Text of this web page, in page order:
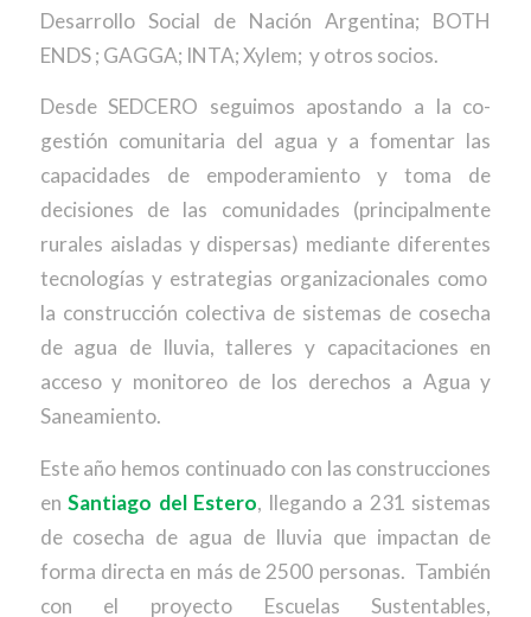
Desarrollo Social de Nación Argentina; BOTH
ENDS ; GAGGA; INTA; Xylem; y otros socios.
Desde SEDCERO seguimos apostando a la co-
gestión comunitaria del agua y a fomentar las
capacidades de empoderamiento y toma de
decisiones de las comunidades (principalmente
rurales aisladas y dispersas) mediante diferentes
tecnologías y estrategias organizacionales como
la construcción colectiva de sistemas de cosecha
de agua de lluvia, talleres y capacitaciones en
acceso y monitoreo de los derechos a Agua y
Saneamiento.
Este año hemos continuado con las construcciones
enSantiago del Estero, llegando a 231 sistemas
de cosecha de agua de lluvia que impactan de
forma directa en más de 2500 personas. También
con el proyecto Escuelas Sustentables,